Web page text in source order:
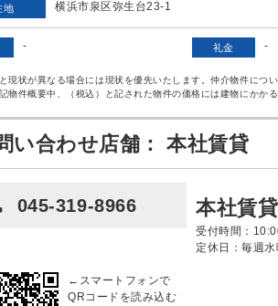
地 横浜市泉区弥生台23-1
- 礼金 -
現状が異なる場合には現状を優先いたします。仲介物件につ
物件概要中、（税込）と記された物件の価格には建物にかか
い合わせ店舗： 本社賃貸
045-319-8966 本社賃貸
受付時間：
定休日：毎週
←スマートフォンで
QRコードを読み込む